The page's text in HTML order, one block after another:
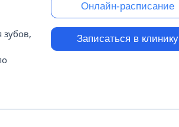
зубов,
Онлайн-расписание
Записаться в клинику